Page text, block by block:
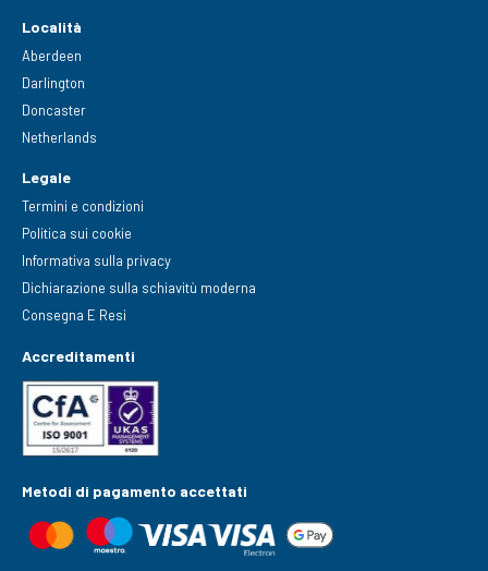
Località
Aberdeen
Darlington
Doncaster
Netherlands
Legale
Termini e condizioni
Politica sui cookie
Informativa sulla privacy
Dichiarazione sulla schiavitù moderna
Consegna E Resi
Accreditamenti
Metodi di pagamento accettati